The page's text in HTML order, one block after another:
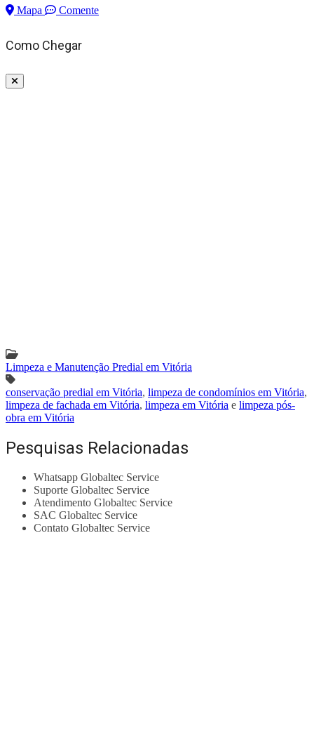
Mapa
Comente
Como Chegar
Limpeza e Manutenção Predial em Vitória
conservação predial em Vitória, limpeza de condomínios em Vitória,
limpeza de fachada em Vitória, limpeza em Vitória e limpeza pós-
obra em Vitória
Pesquisas Relacionadas
Whatsapp Globaltec Service
Suporte Globaltec Service
Atendimento Globaltec Service
SAC Globaltec Service
Contato Globaltec Service